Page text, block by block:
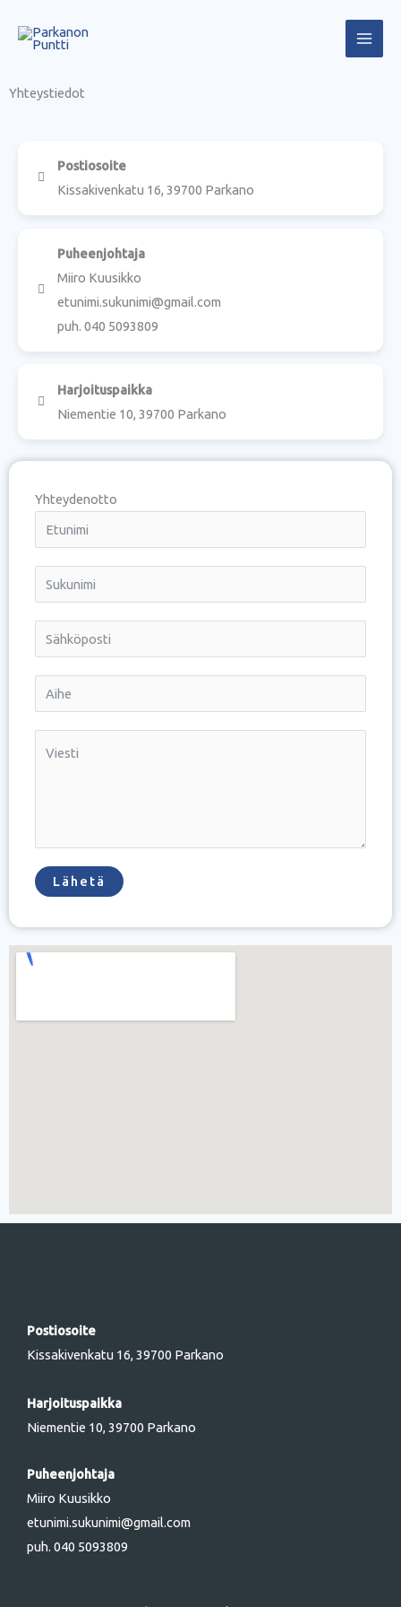
sisältöön
Yhteystiedot
Postiosoite
Kissakivenkatu 16, 39700 Parkano
Puheenjohtaja
Miiro Kuusikko
etunimi.sukunimi@gmail.com
puh. 040 5093809
Harjoituspaikka
Niementie 10, 39700 Parkano
Yhteydenotto
Lähetä
Postiosoite
Kissakivenkatu 16, 39700 Parkano
Harjoituspaikka
Niementie 10, 39700 Parkano
Puheenjohtaja
Miiro Kuusikko
etunimi.sukunimi@gmail.com
puh. 040 5093809